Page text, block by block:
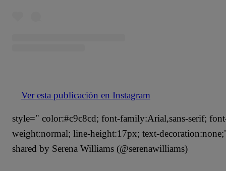
Ver esta publicación en Instagram
style=" color:#c9c8cd; font-family:Arial,sans-serif;
weight:normal; line-height:17px; text-
shared by Serena Williams (@serenawilliams)